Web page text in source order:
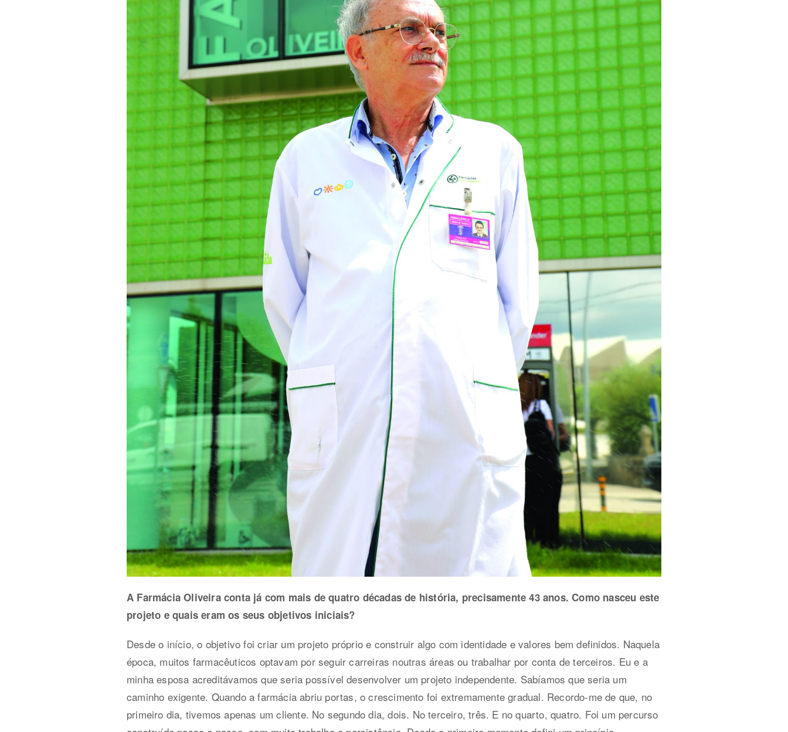
A Farmácia Oliveira conta já com mais de quatro décadas de história, precisamente 43 anos. Como nasceu este
projeto e quais eram os seus objetivos iniciais?
Desde o início, o objetivo foi criar um projeto próprio e construir algo com identidade e valores bem definidos. Naquela
época, muitos farmacêuticos optavam por seguir carreiras noutras áreas ou trabalhar por conta de terceiros. Eu e a
minha esposa acreditávamos que seria possível desenvolver um projeto independente. Sabíamos que seria um
caminho exigente. Quando a farmácia abriu portas, o crescimento foi extremamente gradual. Recordo-me de que, no
primeiro dia, tivemos apenas um cliente. No segundo dia, dois. No terceiro, três. E no quarto, quatro. Foi um percurso